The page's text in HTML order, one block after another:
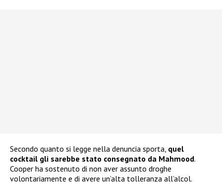
Secondo quanto si legge nella denuncia sporta, quel
cocktail gli sarebbe stato consegnato da Mahmood.
Cooper ha sostenuto di non aver assunto droghe
volontariamente e di avere un’alta tolleranza all’alcol.